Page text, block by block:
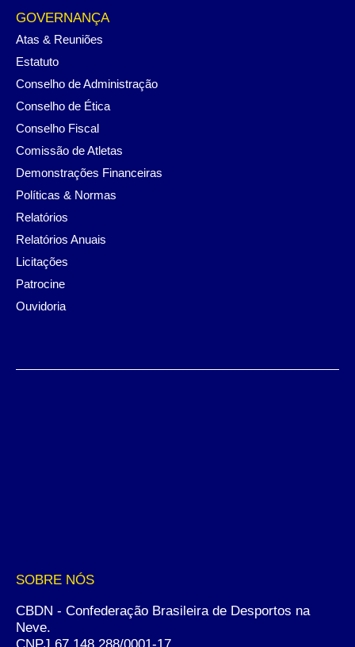
GOVERNANÇA
Atas & Reuniões
Estatuto
Conselho de Administração
Conselho de Ética
Conselho Fiscal
Comissão de Atletas
Demonstrações Financeiras
Políticas & Normas
Relatórios
Relatórios Anuais
Licitações
Patrocine
Ouvidoria
SOBRE NÓS
CBDN - Confederação Brasileira de Desportos na
Neve.